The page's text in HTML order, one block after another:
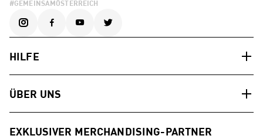
#GEMEINSAMÖSTERREICH
HILFE
ÜBER UNS
EXKLUSIVER MERCHANDISING-PARTNER